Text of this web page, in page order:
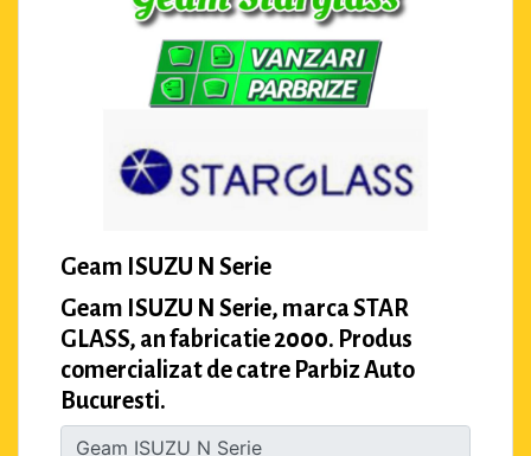
Geam ISUZU N Serie
Geam ISUZU N Serie, marca STAR
GLASS, an fabricatie 2000. Produs
comercializat de catre Parbiz Auto
Bucuresti.